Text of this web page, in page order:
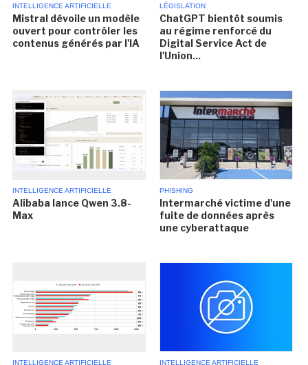
INTELLIGENCE ARTIFICIELLE
Mistral dévoile un modèle
ouvert pour contrôler les
contenus générés par l'IA
LÉGISLATION
ChatGPT bientôt soumis
au régime renforcé du
Digital Service Act de
l'Union...
INTELLIGENCE ARTIFICIELLE
Alibaba lance Qwen 3.8-
Max
PHISHING
Intermarché victime d'une
fuite de données après
une cyberattaque
INTELLIGENCE ARTIFICIELLE INTELLIGENCE ARTIFICIELLE